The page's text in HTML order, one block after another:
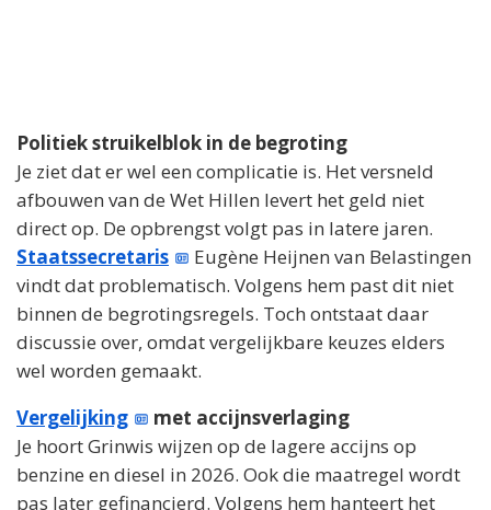
Politiek struikelblok in de begroting
Je ziet dat er wel een complicatie is. Het versneld
afbouwen van de Wet Hillen levert het geld niet
direct op. De opbrengst volgt pas in latere jaren.
Staatssecretaris
Eugène Heijnen van Belastingen
vindt dat problematisch. Volgens hem past dit niet
binnen de begrotingsregels. Toch ontstaat daar
discussie over, omdat vergelijkbare keuzes elders
wel worden gemaakt.
Vergelijking
met accijnsverlaging
Je hoort Grinwis wijzen op de lagere accijns op
benzine en diesel in 2026. Ook die maatregel wordt
pas later gefinancierd. Volgens hem hanteert het